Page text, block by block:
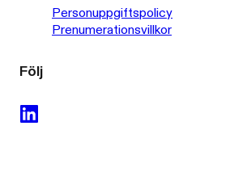
Personuppgiftspolicy
Prenumerationsvillkor
Följ